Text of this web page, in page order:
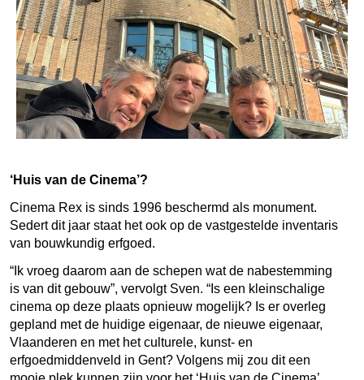
‘Huis van de Cinema’?
Cinema Rex is sinds 1996 beschermd als monument.
Sedert dit jaar staat het ook op de vastgestelde inventaris
van bouwkundig erfgoed.
“Ik vroeg daarom aan de schepen wat de nabestemming
is van dit gebouw”, vervolgt Sven. “Is een kleinschalige
cinema op deze plaats opnieuw mogelijk? Is er overleg
gepland met de huidige eigenaar, de nieuwe eigenaar,
Vlaanderen en met het culturele, kunst- en
erfgoedmiddenveld in Gent? Volgens mij zou dit een